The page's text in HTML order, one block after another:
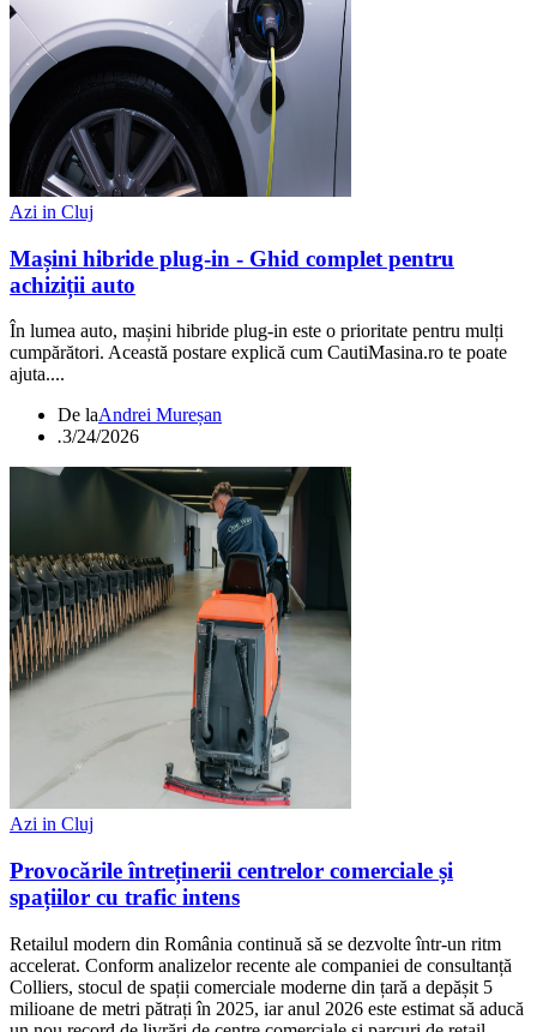
Azi in Cluj
Mașini hibride plug‑in - Ghid complet pentru
achiziții auto
În lumea auto, mașini hibride plug‑in este o prioritate pentru mulți
cumpărători. Această postare explică cum CautiMasina.ro te poate
ajuta....
De laAndrei Mureșan
.3/24/2026
Azi in Cluj
Provocările întreținerii centrelor comerciale și
spațiilor cu trafic intens
Retailul modern din România continuă să se dezvolte într-un ritm
accelerat. Conform analizelor recente ale companiei de consultanță
Colliers, stocul de spații comerciale moderne din țară a depășit 5
milioane de metri pătrați în 2025, iar anul 2026 este estimat să aducă